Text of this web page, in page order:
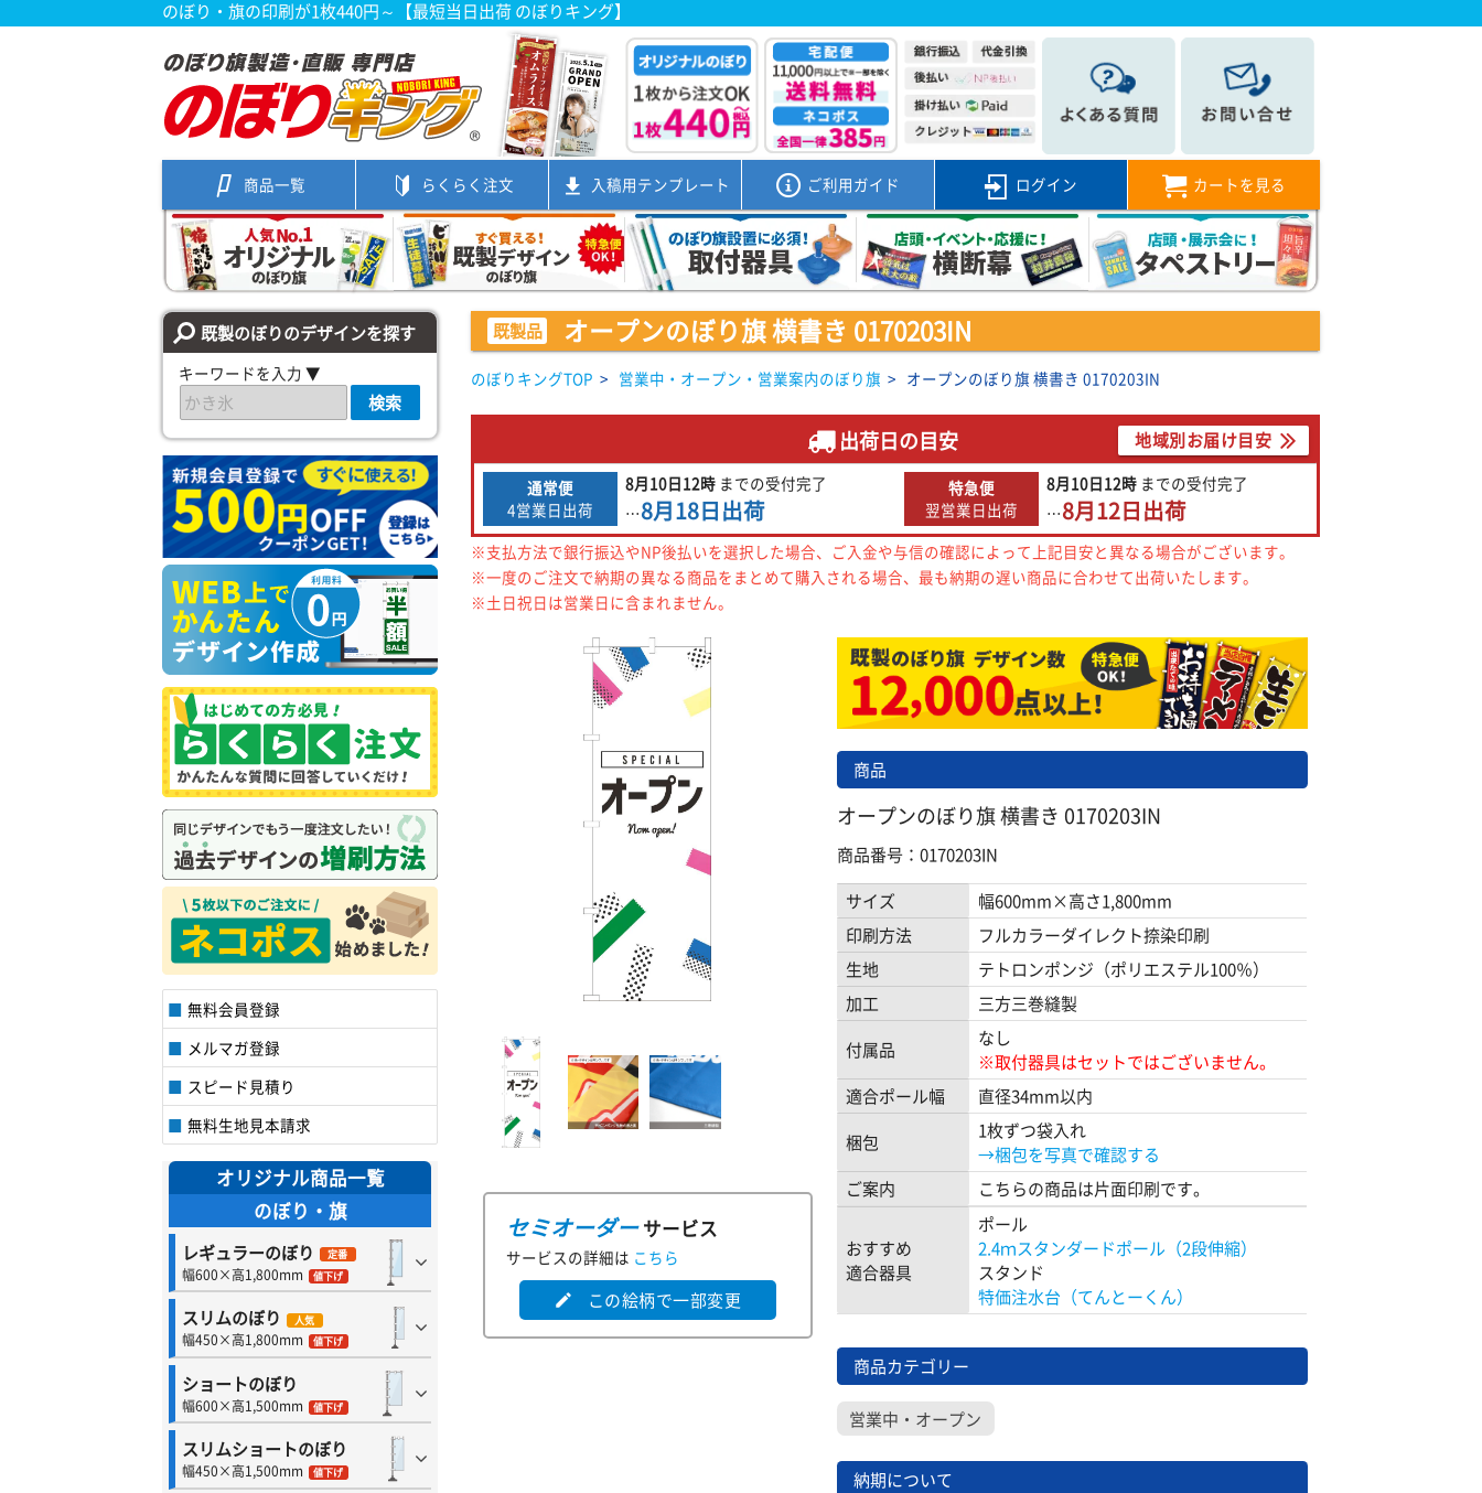
のぼり・旗の印刷が1枚440円～【最短当日出荷 のぼりキング】
商品一覧 らくらく注文 入稿用テンプレート ご利用ガイド ログイン カートを見る
既製のぼりのデザインを探す
キーワードを入力 ▼
検索
無料会員登録
メルマガ登録
スピード見積り
無料生地見本請求
オリジナル商品一覧
のぼり・旗
レギュラーのぼり 定番
幅600×高1,800mm 値下げ
スリムのぼり 人気
幅450×高1,800mm 値下げ
ショートのぼり
幅600×高1,500mm 値下げ
スリムショートのぼり
幅450×高1,500mm 値下げ
既製品 オープンのぼり旗 横書き 0170203IN
のぼりキングTOP > 営業中・オープン・営業案内のぼり旗 > オープンのぼり旗 横書き 0170203IN
出荷日の目安 地域別お届け目安
通常便
4営業日出荷
8月10日12時 までの受付完了
…8月18日出荷
特急便
翌営業日出荷
8月10日12時 までの受付完了
…8月12日出荷
※支払方法で銀行振込やNP後払いを選択した場合、ご入金や与信の確認によって上記目安と異なる場合がございます。
※一度のご注文で納期の異なる商品をまとめて購入される場合、最も納期の遅い商品に合わせて出荷いたします。
※土日祝日は営業日に含まれません。
セミオーダーサービス
サービスの詳細は こちら
edit この絵柄で一部変更
商品
オープンのぼり旗 横書き 0170203IN
商品番号：0170203IN
サイズ
幅600mm×高さ1,800mm
印刷方法
フルカラーダイレクト捺染印刷
生地
テトロンポンジ（ポリエステル100％）
加工
三方三巻縫製
付属品
なし
※取付器具はセットではございません。
適合ポール幅
直径34mm以内
梱包
1枚ずつ袋入れ
→梱包を写真で確認する
ご案内
こちらの商品は片面印刷です。
おすすめ
適合器具
ポール
2.4ｍスタンダードポール（2段伸縮）
スタンド
特価注水台（てんとーくん）
商品カテゴリー
営業中・オープン
納期について